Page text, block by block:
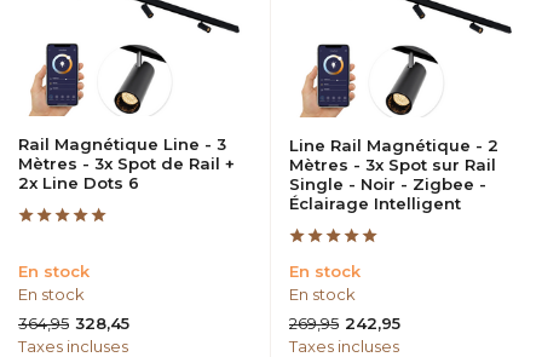
Rail Magnétique Line - 3
Mètres - 3x Spot de Rail +
2x Line Dots 6
En stock
En stock
364,95 328,45
Taxes incluses
Line Rail Magnétique - 2
Mètres - 3x Spot sur Rail
Single - Noir - Zigbee -
Éclairage Intelligent
En stock
En stock
269,95 242,95
Taxes incluses